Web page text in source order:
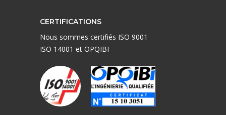
CERTIFICATIONS
Nous sommes certifiés ISO 9001
ISO 14001 et OPQIBI